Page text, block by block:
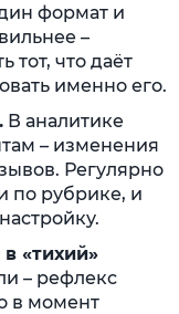
формат и
–
тот, что даёт
именно его.
В аналитике
– изменения
Регулярно
по рубрике, и
«тихий»
– рефлекс
в момент